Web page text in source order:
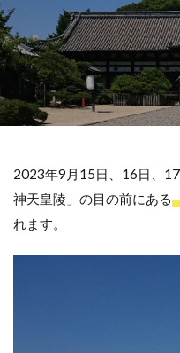
2023年9月15日、16日、
神天皇陵」の目の前にある
れます。